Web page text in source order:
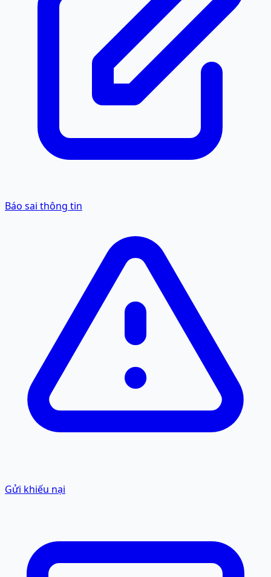
Báo sai thông tin
Gửi khiếu nại